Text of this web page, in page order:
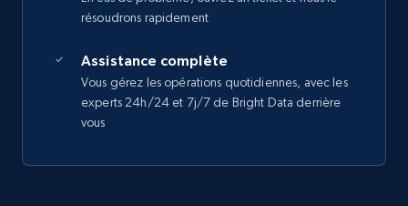
résoudrons rapidement
Assistance complète
Vous gérez les opérations quotidiennes, avec les
experts 24h/24 et 7j/7 de Bright Data derrière
vous